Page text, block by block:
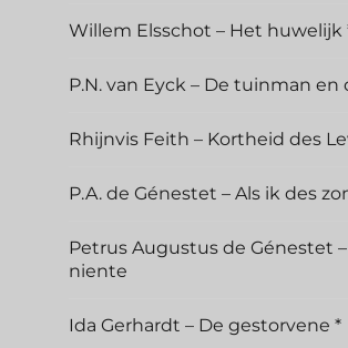
Willem Elsschot – Het huwelijk
P.N. van Eyck – De tuinman en
Rhijnvis Feith – Kortheid des
P.A. de Génestet – Als ik des
Petrus Augustus de Génestet
niente
Ida Gerhardt – De gestorvene *